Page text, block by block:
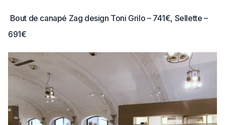
Bout de canapé Zag design Toni Grilo – 741€, Sellette –
691€